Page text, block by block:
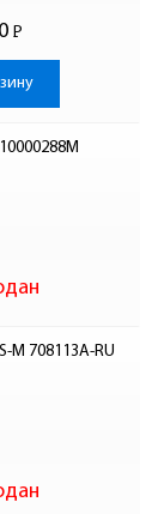
Р
-
M 708113A-RU